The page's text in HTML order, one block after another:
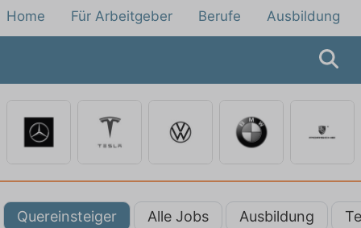
Home Für Arbeitgeber Berufe Ausbildung
Quereinsteiger Alle Jobs Ausbildung